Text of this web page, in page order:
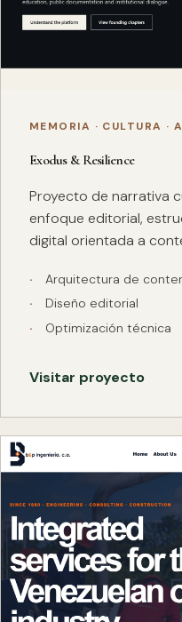
MEMORIA · CULTURA ·
Exodus & Resilience
Proyecto de narrativa
enfoque editorial,
digital orientada a
Arquitectura de
Diseño editorial
Optimización técnica
Visitar proyecto